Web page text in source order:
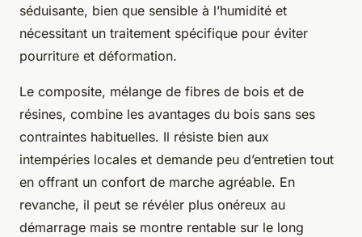
séduisante, bien que sensible à l’humidité et
nécessitant un traitement spécifique pour éviter
pourriture et déformation.
Le composite, mélange de fibres de bois et de
résines, combine les avantages du bois sans ses
contraintes habituelles. Il résiste bien aux
intempéries locales et demande peu d’entretien tout
en offrant un confort de marche agréable. En
revanche, il peut se révéler plus onéreux au
démarrage mais se montre rentable sur le long